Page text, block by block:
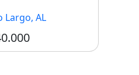
Largo, AL